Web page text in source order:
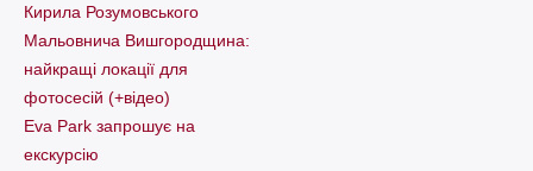
Кирила Розумовського
Мальовнича Вишгородщина:
найкращі локації для
фотосесій (+відео)
Eva Park запрошує на
екскурсію